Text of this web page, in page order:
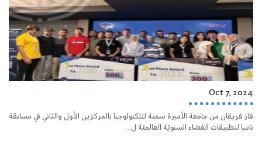
Oct 7, 2024
فاز فريقان من جامعة الأميرة سمية للتكنولوجيا بالمركزين الأول والثاني في مسابقة
ناسا لتطبيقات الفضاء السنويّة العالميّة ل...